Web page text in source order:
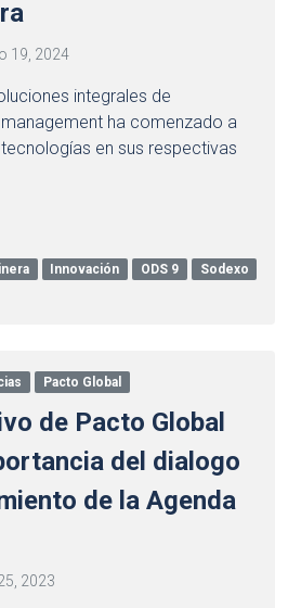
19, 2024
integrales de
ha comenzado a
en sus respectivas
Innovación ODS 9
Sodexo
Pacto Global
de Pacto Global
del dialogo
de la Agenda
2023